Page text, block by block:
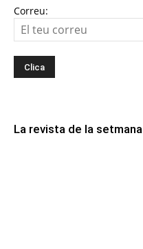
Correu:
La revista de la setmana